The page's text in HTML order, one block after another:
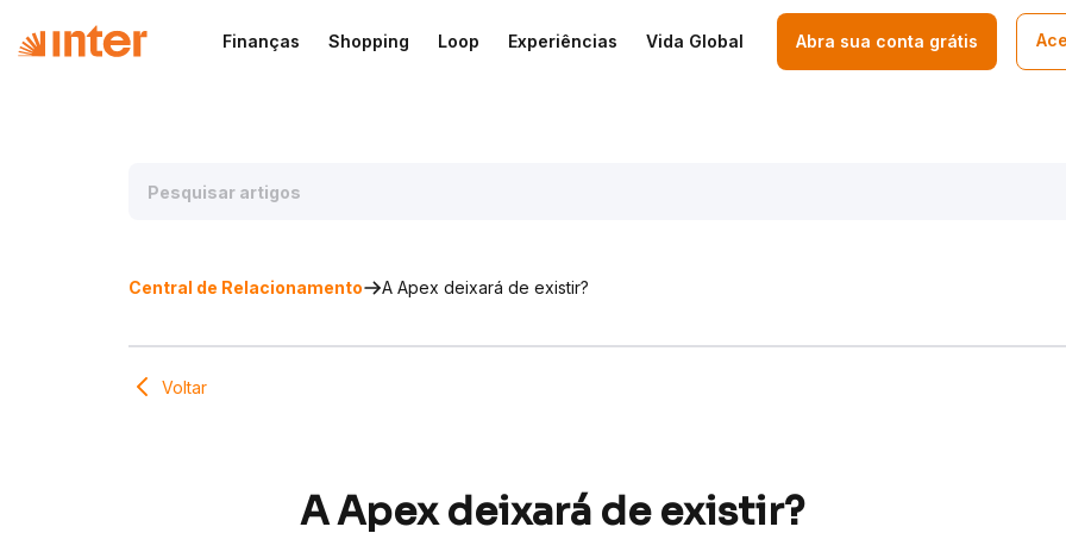
Finanças Shopping Loop Experiências Vida Global Abra sua conta grátis
Central de Relacionamento A Apex deixará de existir?
Voltar
A Apex deixará de existir?